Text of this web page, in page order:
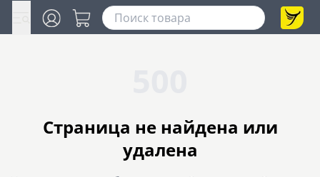
Страница не найдена или
удалена